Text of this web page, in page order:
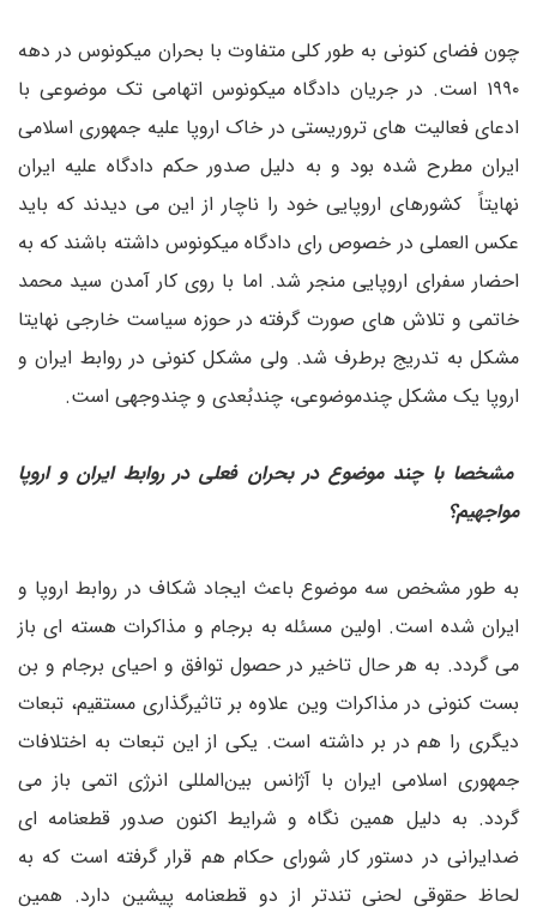
چون فضای کنونی به طور کلی متفاوت با بحران میکونوس در دهه
۱۹۹۰ است. در جریان دادگاه میکونوس اتهامی تک موضوعی با
ادعای فعالیت های تروریستی در خاک اروپا علیه جمهوری اسلامی
ایران مطرح شده بود و به دلیل صدور حکم دادگاه علیه ایران
نهایتاً کشورهای اروپایی خود را ناچار از این می دیدند که باید
عکس العملی در خصوص رای دادگاه میکونوس داشته باشند که به
احضار سفرای اروپایی منجر شد. اما با روی کار آمدن سید محمد
خاتمی و تلاش های صورت گرفته در حوزه سیاست خارجی نهایتا
مشکل به تدریج برطرف شد. ولی مشکل کنونی در روابط ایران و
اروپا یک مشکل چندموضوعی، چندبُعدی و چندوجهی است.
مشخصا با چند موضوع در بحران فعلی در روابط ایران و اروپا
مواجهیم؟
به طور مشخص سه موضوع باعث ایجاد شکاف در روابط اروپا و
ایران شده است. اولین مسئله به برجام و مذاکرات هسته ای باز
می گردد. به هر حال تاخیر در حصول توافق و احیای برجام و بن
بست کنونی در مذاکرات وین علاوه بر تاثیرگذاری مستقیم، تبعات
دیگری را هم در بر داشته است. یکی از این تبعات به اختلافات
جمهوری اسلامی ایران با آژانس بین‌المللی انرژی اتمی باز می
گردد. به دلیل همین نگاه و شرایط اکنون صدور قطعنامه ای
ضدایرانی در دستور کار شورای حکام هم قرار گرفته است که به
لحاظ حقوقی لحنی تندتر از دو قطعنامه پیشین دارد. همین